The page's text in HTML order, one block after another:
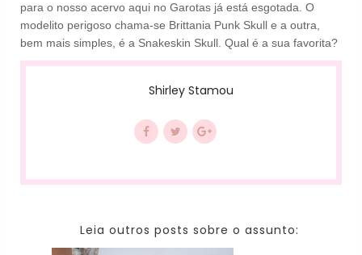
para o nosso acervo aqui no Garotas já está esgotada. O
modelito perigoso chama-se Brittania Punk Skull e a outra,
bem mais simples, é a Snakeskin Skull. Qual é a sua favorita?
Shirley Stamou
Leia outros posts sobre o assunto: